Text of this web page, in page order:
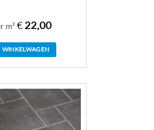
m² € 22,00
WINKELWAGEN